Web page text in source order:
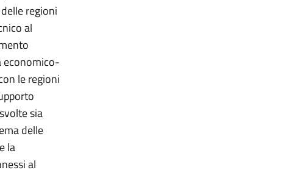
regioni
al
economico-
le regioni
sia
delle
la
al